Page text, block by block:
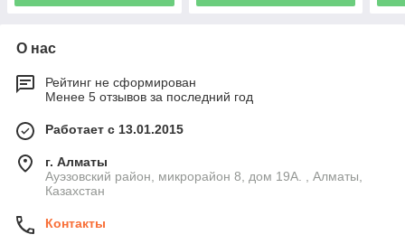
О нас
Рейтинг не сформирован
Менее 5 отзывов за последний год
Работает с 13.01.2015
г. Алматы
Ауэзовский район, микрорайон 8, дом 19А. , Алматы,
Казахстан
Контакты